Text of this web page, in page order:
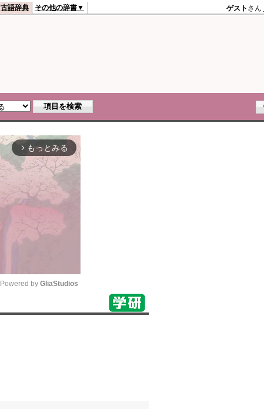
古語辞典 その他の辞書▼ ゲスト さん
arrow_forward_ios もっとみる
Mute
Powered by GliaStudios